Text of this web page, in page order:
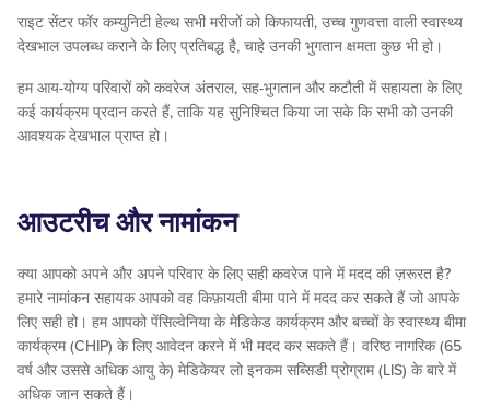
राइट सेंटर फॉर कम्युनिटी हेल्थ सभी मरीजों को किफायती, उच्च गुणवत्ता वाली स्वास्थ्य
देखभाल उपलब्ध कराने के लिए प्रतिबद्ध है, चाहे उनकी भुगतान क्षमता कुछ भी हो।
हम आय-योग्य परिवारों को कवरेज अंतराल, सह-भुगतान और कटौती में सहायता के लिए
कई कार्यक्रम प्रदान करते हैं, ताकि यह सुनिश्चित किया जा सके कि सभी को उनकी
आवश्यक देखभाल प्राप्त हो।
आउटरीच और नामांकन
क्या आपको अपने और अपने परिवार के लिए सही कवरेज पाने में मदद की ज़रूरत है?
हमारे नामांकन सहायक आपको वह किफ़ायती बीमा पाने में मदद कर सकते हैं जो आपके
लिए सही हो। हम आपको पेंसिल्वेनिया के मेडिकेड कार्यक्रम और बच्चों के स्वास्थ्य बीमा
कार्यक्रम (CHIP) के लिए आवेदन करने में भी मदद कर सकते हैं। वरिष्ठ नागरिक (65
वर्ष और उससे अधिक आयु के) मेडिकेयर लो इनकम सब्सिडी प्रोग्राम (LIS) के बारे में
अधिक जान सकते हैं।